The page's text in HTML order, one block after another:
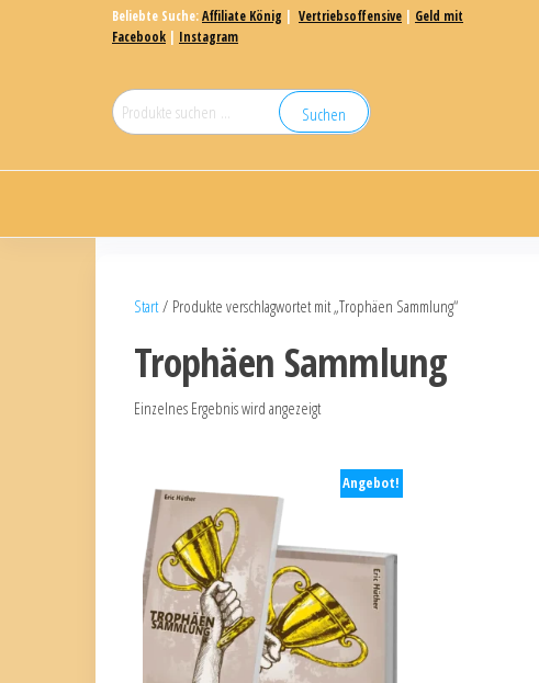
Beliebte Suche:Affiliate König | Vertriebsoffensive | Geld mit
Facebook | Instagram
Suchen
Start/ Produkte verschlagwortet mit „Trophäen Sammlung“
Trophäen Sammlung
Einzelnes Ergebnis wird angezeigt
Angebot!